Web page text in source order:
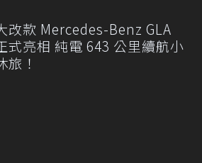
改款 Mercedes-Benz GLA
式亮相 純電 643 公里續航小
旅！